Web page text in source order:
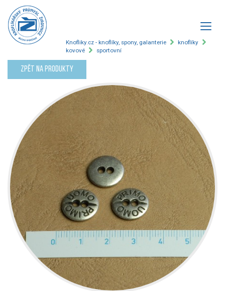
Knofliky.cz - knoflíky, spony, galanterie
knoflíky
kovové
sportovní
Zpět na produkty